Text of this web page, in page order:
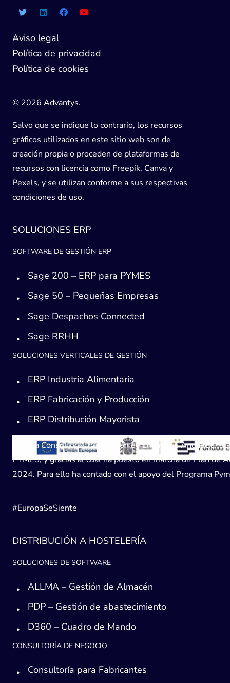
Aviso legal
Política de privacidad
Política de cookies
© 2026 Advantys.
Salvo que se indique lo contrario, los recursos
gráficos utilizados en este sitio web son de
creación propia o proceden de plataformas de
recursos con licencia como Freepik, Canva y
Pexels, y se utilizan conforme a sus respectivas
condiciones de uso.
SOLUCIONES ERP
SOFTWARE DE GESTIÓN ERP
Sage 200 – ERP para PYMES
Sage 50 – Pequeñas Empresas
Sage Despachos Connected
Sage RRHH
SOLUCIONES VERTICALES DE GESTIÓN
ERP Industria Alimentaria
ERP Fabricación y Producción
ERP Distribución Mayorista
Avanza Consultores de Gestión de Empresas Andaucía,
PYMES, y gracias al cual ha puesto en marcha un Plan
2024. Para ello ha contado con el apoyo del Programa
#EuropaSeSiente
DISTRIBUCIÓN A HOSTELERÍA
SOLUCIONES DE SOFTWARE
ALLMA – Gestión de Almacén
PDP – Gestión de abastecimiento
D360 – Cuadro de Mando
CONSULTORÍA DE NEGOCIO
Consultoría para Fabricantes